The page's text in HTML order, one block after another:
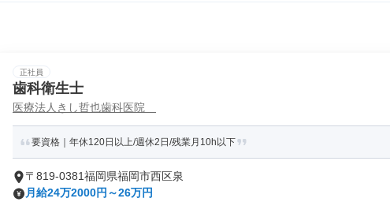
正社員
歯科衛生士
医療法人きし哲也歯科医院
要資格｜年休120日以上/週休2日/残業月10h以下
〒819-0381福岡県福岡市西区泉
月給24万2000円～26万円